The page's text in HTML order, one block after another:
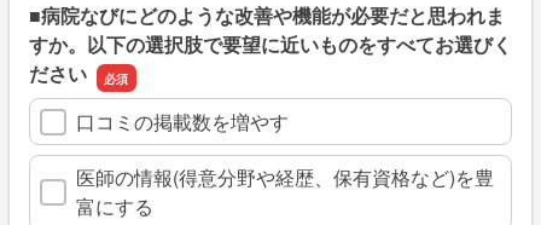
■病院なびにどのような改善や機能が必要だと思われま
すか。以下の選択肢で要望に近いものをすべてお選びく
ださい
口コミの掲載数を増やす
医師の情報(得意分野や経歴、保有資格など)を豊
富にする